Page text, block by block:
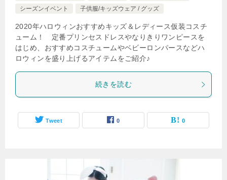
シーズンイベント
子供服/キッズウェア / グッズ
2020年ハロウィンおすすめキッズ＆レディース仮装コスチ
ューム！ 定番プリンセスドレスやなりきりワンピースを
はじめ、おすすめコスチュームやベビーロンパースなどハ
ロウィンを盛り上げるアイテムをご紹介♪
続きを読む
Tweet 0 0